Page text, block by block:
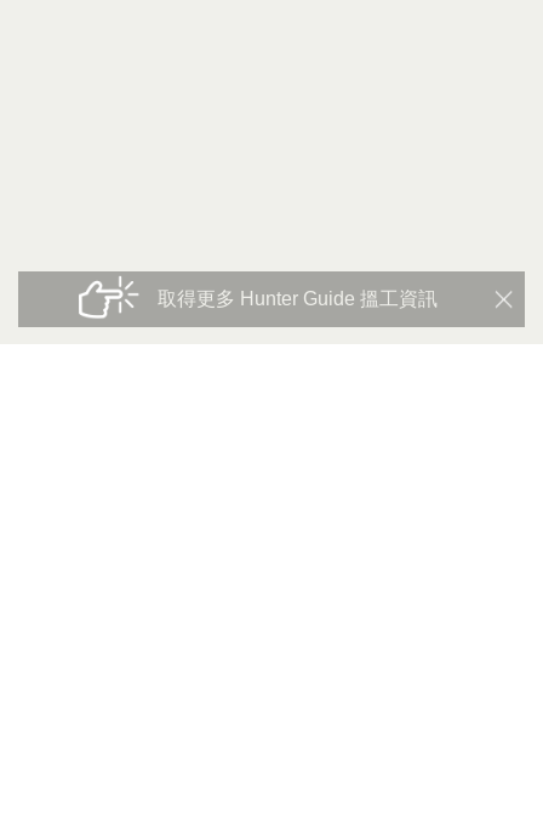
更多筍工
取得更多 Hunter Guide 搵工資訊